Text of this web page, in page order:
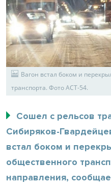
Вагон встал боком и
транспорта. Фото АСТ-54.
Сошел с рельсов
Сибиряков-
встал боком и
общественного
направления,